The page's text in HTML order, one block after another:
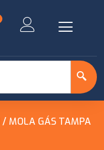
/ MOLA GÁS TAMPA